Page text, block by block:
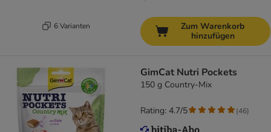
6 Varianten
Zum Warenkorb
hinzufügen
GimCat Nutri Pockets
150 g Country-Mix
Rating: 4.7/5 (46)